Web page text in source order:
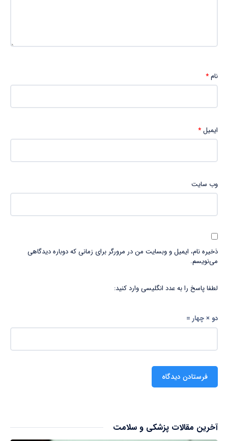
نام*
ایمیل*
وب‌ سایت
ذخیره نام، ایمیل و وبسایت من در مرورگر برای زمانی که دوباره دیدگاهی
می‌نویسم.
لطفا پاسخ را به عدد انگلیسی وارد کنید:
دو × چهار =
آخرین مقالات پزشکی و سلامت